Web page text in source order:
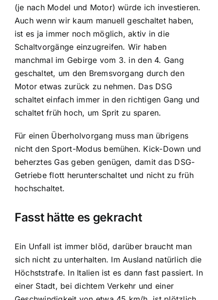
(je nach Model und Motor) würde ich investieren.
Auch wenn wir kaum manuell geschaltet haben,
ist es ja immer noch möglich, aktiv in die
Schaltvorgänge einzugreifen. Wir haben
manchmal im Gebirge vom 3. in den 4. Gang
geschaltet, um den Bremsvorgang durch den
Motor etwas zurück zu nehmen. Das DSG
schaltet einfach immer in den richtigen Gang und
schaltet früh hoch, um Sprit zu sparen.
Für einen Überholvorgang muss man übrigens
nicht den Sport-Modus bemühen. Kick-Down und
beherztes Gas geben genügen, damit das DSG-
Getriebe flott herunterschaltet und nicht zu früh
hochschaltet.
Fasst hätte es gekracht
Ein Unfall ist immer blöd, darüber braucht man
sich nicht zu unterhalten. Im Ausland natürlich die
Höchststrafe. In Italien ist es dann fast passiert. In
einer Stadt, bei dichtem Verkehr und einer